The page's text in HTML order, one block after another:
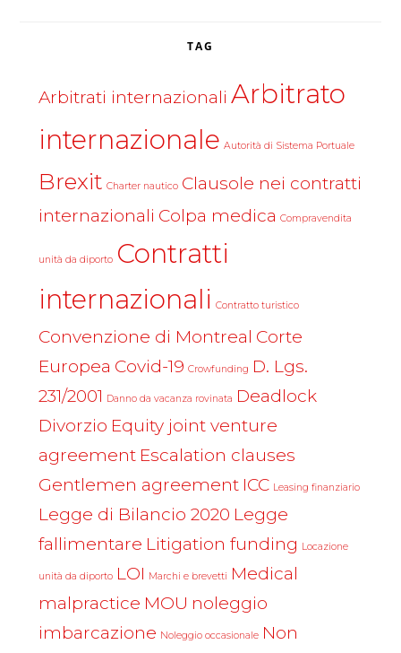
TAG
Arbitrati internazionali Arbitrato
internazionale Autorità di Sistema Portuale
Brexit Charter nautico Clausole nei contratti
internazionali Colpa medica Compravendita
unità da diporto Contratti
internazionali Contratto turistico
Convenzione di Montreal Corte
Europea Covid-19 Crowfunding D. Lgs.
231/2001 Danno da vacanza rovinata Deadlock
Divorzio Equity joint venture
agreement Escalation clauses
Gentlemen agreement ICC Leasing finanziario
Legge di Bilancio 2020 Legge
fallimentare Litigation funding Locazione
unità da diporto LOI Marchi e brevetti Medical
malpractice MOU noleggio
imbarcazione Noleggio occasionale Non